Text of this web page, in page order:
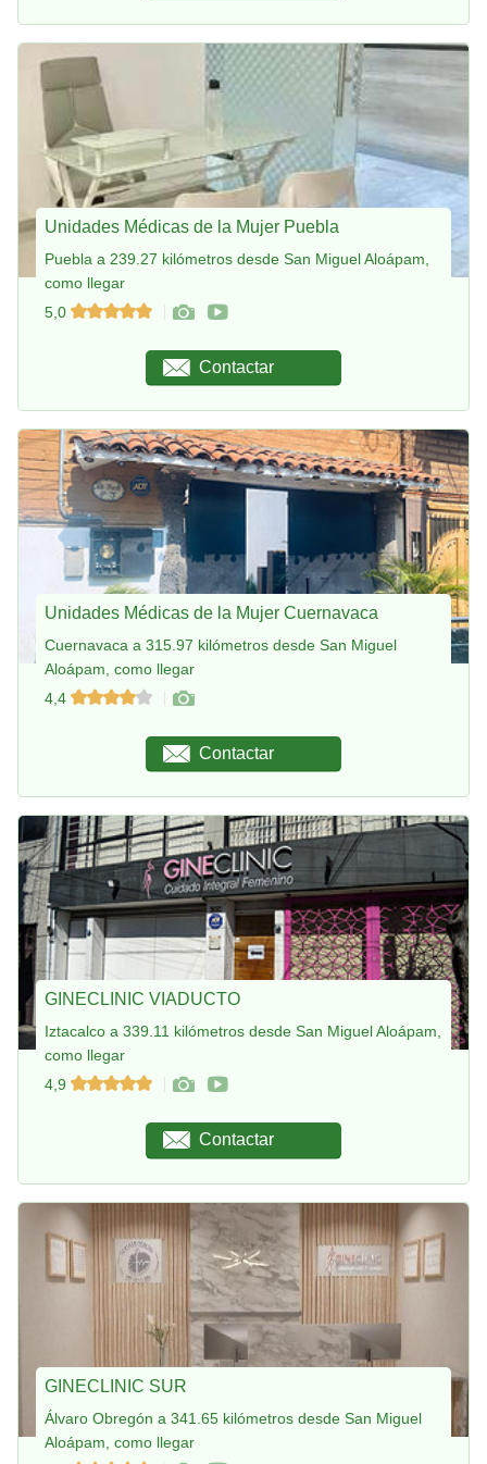
Unidades Médicas de la Mujer Puebla
Puebla a 239.27 kilómetros desde San Miguel Aloápam,
como llegar
5,0
Contactar
Unidades Médicas de la Mujer Cuernavaca
Cuernavaca a 315.97 kilómetros desde San Miguel
Aloápam, como llegar
4,4
Contactar
GINECLINIC VIADUCTO
Iztacalco a 339.11 kilómetros desde San Miguel Aloápam,
como llegar
4,9
Contactar
GINECLINIC SUR
Álvaro Obregón a 341.65 kilómetros desde San Miguel
Aloápam, como llegar